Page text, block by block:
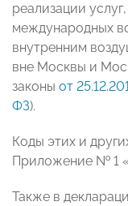
реализации
международных
внутренним
вне Москвы и
законы от
ФЗ).
Коды этих и
Приложение № 1
Также в